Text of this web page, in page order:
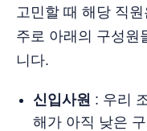
고민할 때 해당 직
주로 아래의 구성원
니다.
신입사원 : 우리
해가 아직 낮은